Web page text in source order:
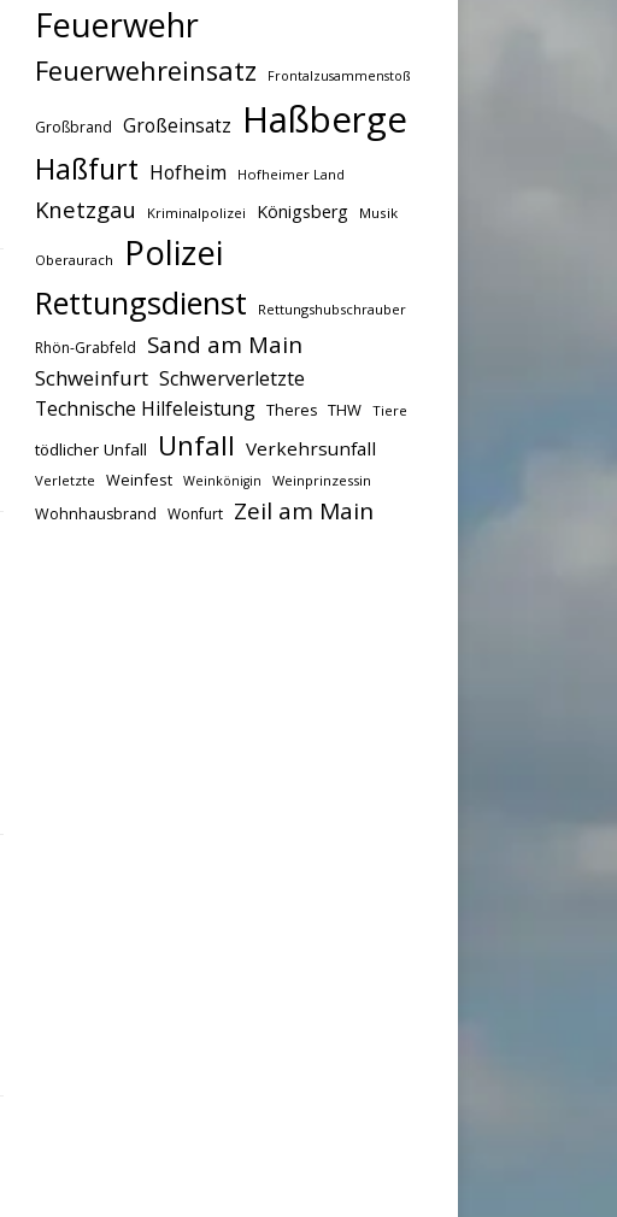
Feuerwehr
Feuerwehreinsatz Frontalzusammenstoß
Großbrand Großeinsatz Haßberge
Haßfurt Hofheim Hofheimer Land
Knetzgau Kriminalpolizei Königsberg Musik
Oberaurach Polizei
Rettungsdienst Rettungshubschrauber
Rhön-Grabfeld Sand am Main
Schweinfurt Schwerverletzte
Technische Hilfeleistung Theres THW Tiere
tödlicher Unfall Unfall Verkehrsunfall
Verletzte Weinfest Weinkönigin Weinprinzessin
Wohnhausbrand Wonfurt Zeil am Main